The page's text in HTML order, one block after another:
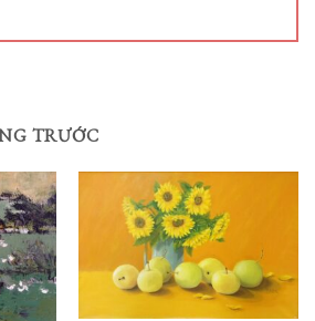
TRƯỚC